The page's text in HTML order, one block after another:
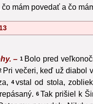
mám povedať a čo
–1 Bolo pred
Pri večeri, keď už diabol
4 vstal od stola,
6 Tak prišiel k